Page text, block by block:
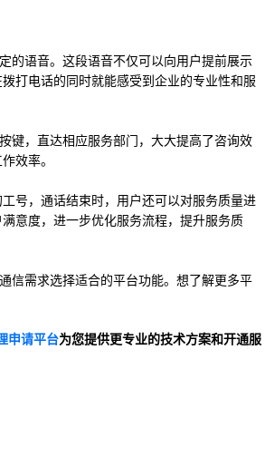
的语音。这段语音不仅可以向用户提前展示
打电话的同时就能感受到企业的专业性和服
键，直达相应服务部门，大大提高了咨询效
效率。
号，通话结束时，用户还可以对服务质量进
意度，进一步优化服务流程，提升服务质
信需求选择适合的平台功能。想了解更多平
申请平台为您提供更专业的技术方案和开通服